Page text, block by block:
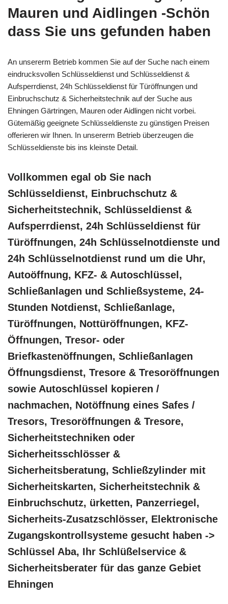
Mauren und Aidlingen -Schön
dass Sie uns gefunden haben
An unsererm Betrieb kommen Sie auf der Suche nach einem
eindrucksvollen Schlüsseldienst und Schlüsseldienst &
Aufsperrdienst, 24h Schlüsseldienst für Türöffnungen und
Einbruchschutz & Sicherheitstechnik auf der Suche aus
Ehningen Gärtringen, Mauren oder Aidlingen nicht vorbei.
Gütemäßig geeignete Schlüsseldienste zu günstigen Preisen
offerieren wir Ihnen. In unsererm Betrieb überzeugen die
Schlüsseldienste bis ins kleinste Detail.
Vollkommen egal ob Sie nach
Schlüsseldienst, Einbruchschutz &
Sicherheitstechnik, Schlüsseldienst &
Aufsperrdienst, 24h Schlüsseldienst für
Türöffnungen, 24h Schlüsselnotdienste und
24h Schlüsselnotdienst rund um die Uhr,
Autoöffnung, KFZ- & Autoschlüssel,
Schließanlagen und Schließsysteme, 24-
Stunden Notdienst, Schließanlage,
Türöffnungen, Nottüröffnungen, KFZ-
Öffnungen, Tresor- oder
Briefkastenöffnungen, Schließanlagen
Öffnungsdienst, Tresore & Tresoröffnungen
sowie Autoschlüssel kopieren /
nachmachen, Notöffnung eines Safes /
Tresors, Tresoröffnungen & Tresore,
Sicherheitstechniken oder
Sicherheitsschlösser &
Sicherheitsberatung, Schließzylinder mit
Sicherheitskarten, Sicherheitstechnik &
Einbruchschutz, ürketten, Panzerriegel,
Sicherheits-Zusatzschlösser, Elektronische
Zugangskontrollsysteme gesucht haben ->
Schlüssel Aba, Ihr Schlüßelservice &
Sicherheitsberater für das ganze Gebiet
Ehningen